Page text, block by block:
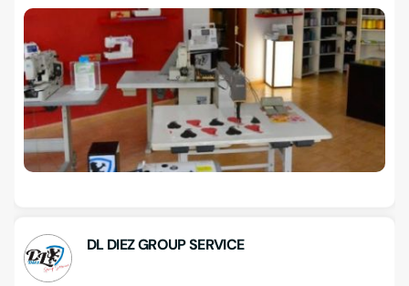
DL DIEZ GROUP SERVICE